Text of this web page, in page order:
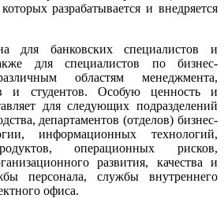
разрабатывается и внедряется
для банковских специалистов и
для специалистов по бизнес-
областям менеджмента,
и студентов. Особую ценность и
для следующих подразделений
департаментов (отделов) бизнес-
информационных технологий,
операционных рисков,
развития, качества и
персонала, службы внутреннего
офиса.